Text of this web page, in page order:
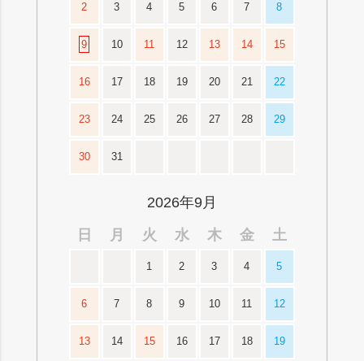
2 3 4 5 6 7 8
9 10 11 12 13 14 15
16 17 18 19 20 21 22
23 24 25 26 27 28 29
30 31
2026年9月
日
月 火 水 木 金 土
1 2 3 4 5
6 7 8 9 10 11 12
13 14 15 16 17 18 19